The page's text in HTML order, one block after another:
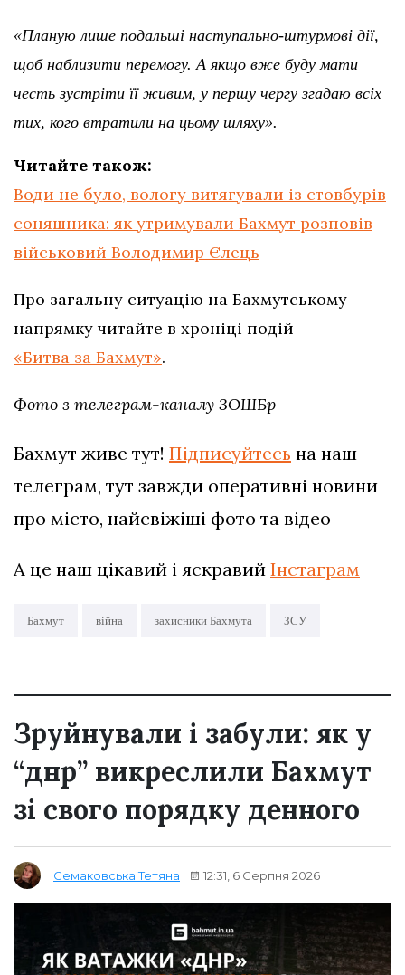
«Планую лише подальші наступально-штурмові дії,
щоб наблизити перемогу. А якщо вже буду мати
честь зустріти її живим, у першу чергу згадаю всіх
тих, кого втратили на цьому шляху».
Читайте також:
Води не було, вологу витягували із стовбурів
соняшника: як утримували Бахмут розповів
військовий Володимир Єлець
Про загальну ситуацію на Бахмутському
напрямку читайте в хроніці подій
«Битва за Бахмут».
Фото з телеграм-каналу 3ОШБр
Бахмут живе тут! Підписуйтесь на наш
телеграм, тут завжди оперативні новини
про місто, найсвіжіші фото та відео
А це наш цікавий і яскравий Інстаграм
Бахмут війна захисники Бахмута ЗСУ
Зруйнували і забули: як у
“днр” викреслили Бахмут
зі свого порядку денного
Семаковська Тетяна 12:31, 6 Серпня 2026